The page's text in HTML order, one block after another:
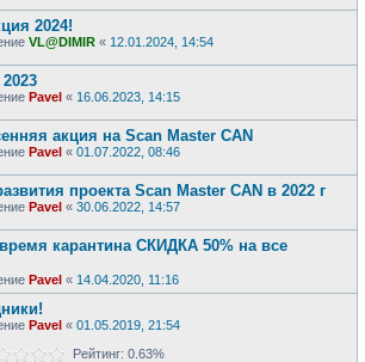
2024!
VL@DIMIR « 12.01.2024, 14:54
Pavel « 16.06.2023, 14:15
акция на Scan Master CAN
Pavel « 01.07.2022, 08:46
проекта Scan Master CAN в 2022 г
Pavel « 30.06.2022, 14:57
карантина СКИДКА 50% на все
Pavel « 14.04.2020, 11:16
Pavel « 01.05.2019, 21:54
Рейтинг: 0.63%